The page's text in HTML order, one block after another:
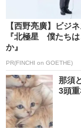
【西野亮廣】ビジ
『北極星 僕たちは
か』
PR(FINCHI on GOETHE)
那須
3頭